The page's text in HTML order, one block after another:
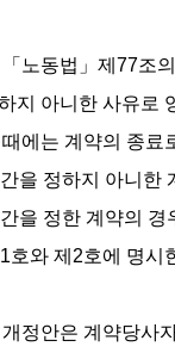
노동법」제77조
지 아니한 사유로
에는 계약의 종료
을 정하지 아니한
을 정한 계약의
호와 제2호에 명시
정안은 계약당사